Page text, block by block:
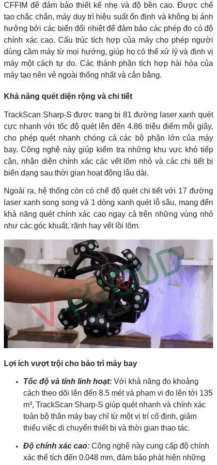
CFFIM để đảm bảo thiết kế nhẹ và độ bền cao. Được chế
tạo chắc chắn, máy duy trì hiệu suất ổn định và không bị ảnh
hưởng bởi các biến đổi nhiệt để đảm bảo các phép đo có độ
chính xác cao. Cấu trúc tích hợp của máy cho phép người
dùng cầm máy từ mọi hướng, giúp họ có thể xử lý và định vị
máy một cách tự do. Các thành phần tích hợp hài hòa của
máy tạo nên vẻ ngoài thống nhất và cân bằng.
Khả năng quét diện rộng và chi tiết
TrackScan Sharp-S được trang bị 81 đường laser xanh quét
cực nhanh với tốc độ quét lên đến 4.86 triệu điểm mỗi giây,
cho phép quét nhanh chóng cả các bộ phận lớn của máy
bay. Công nghệ này giúp kiểm tra những khu vực khó tiếp
cận, nhận diện chính xác các vết lõm nhỏ và các chi tiết bị
biến dạng sau thời gian hoạt động lâu dài.
Ngoài ra, hệ thống còn có chế độ quét chi tiết với 17 đường
laser xanh song song và 1 dòng xanh quét lỗ sâu, mang đến
khả năng quét chính xác cao ngay cả trên những vùng nhỏ
như các góc khuất, rãnh hay vết lồi lõm.
Lợi ích vượt trội cho bảo trì máy bay
Tốc độ và tính linh hoạt: Với khả năng đo khoảng
cách theo dõi lên đến 8.5 mét và phạm vi đo lên tới 135
m³, TrackScan Sharp-S giúp quét nhanh và chính xác
toàn bộ thân máy bay chỉ từ một vị trí cố định, giảm
thiểu việc di chuyển thiết bị và thời gian thao tác.
Độ chính xác cao: Công nghệ này cung cấp độ chính
xác thể tích đến 0.048 mm, đảm bảo phát hiện những